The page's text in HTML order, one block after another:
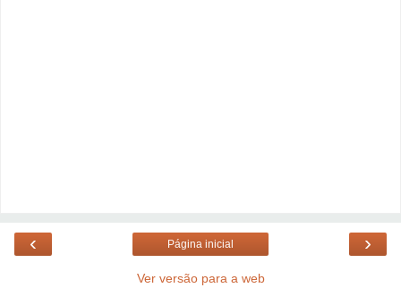
‹ ›
Página inicial
Ver versão para a web